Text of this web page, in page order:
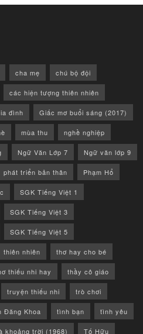
cha mẹ chú bộ đội
các hiện tượng thiên nhiên
đình Giấc mơ buổi sáng (2017)
mùa thu nghề nghiệp
Ngữ Văn Lớp 7 Ngữ văn lớp 9
phát triển bản thân Phạm Hổ
SGK Tiếng Việt 1
SGK Tiếng Việt 3
SGK Tiếng Việt 5
thiên nhiên thơ hay cho bé
thiếu nhi hay thầy cô giáo
truyện thiếu nhi trò chơi
Đăng Khoa tình bạn tình yêu
khoảng trời (1968) Tố Hữu